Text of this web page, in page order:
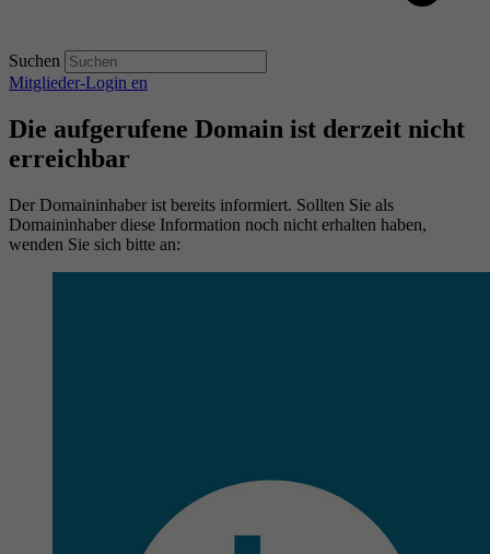
Suchen
Mitglieder-Login en
Die aufgerufene Domain ist derzeit nicht
erreichbar
Der Domaininhaber ist bereits informiert. Sollten Sie als
Domaininhaber diese Information noch nicht erhalten haben,
wenden Sie sich bitte an: